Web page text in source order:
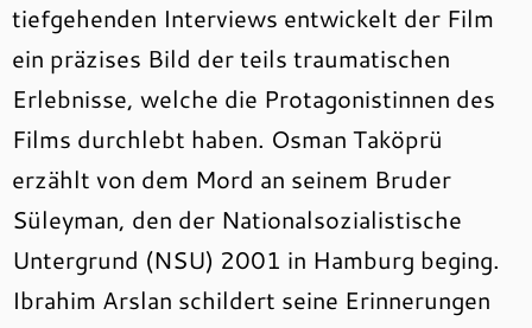
tiefgehenden Interviews entwickelt der Film
ein präzises Bild der teils traumatischen
Erlebnisse, welche die Protagonistinnen des
Films durchlebt haben. Osman Taköprü
erzählt von dem Mord an seinem Bruder
Süleyman, den der Nationalsozialistische
Untergrund (NSU) 2001 in Hamburg beging.
Ibrahim Arslan schildert seine Erinnerungen